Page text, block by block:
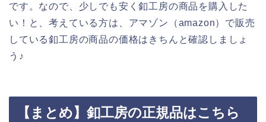
です。なので、少しでも安く釦工房の商品を購入した
い！と、考えている方は、アマゾン（amazon）で販売
している釦工房の商品の価格はきちんと確認しましょ
う♪
【まとめ】釦工房の正規品はこちら